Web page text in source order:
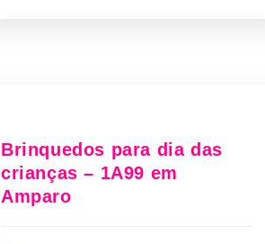
Brinquedos para dia das
crianças – 1A99 em
Amparo